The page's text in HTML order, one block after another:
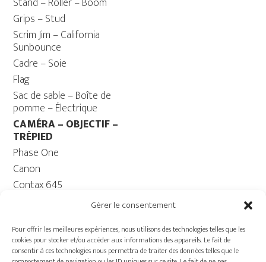
Gérer le consentement
Pour offrir les meilleures expériences, nous utilisons des technologies telles que les
cookies pour stocker et/ou accéder aux informations des appareils. Le fait de
consentir à ces technologies nous permettra de traiter des données telles que le
Grips – Stud
Scrim Jim – California
Sunbounce
Cadre – Soie
Flag
Sac de sable – Boîte de
pomme – Électrique
CAMÉRA – OBJECTIF –
TRÉPIED
Phase One
Canon
Contax 645
ORDINATEUR
Ordinateur – Moniteur